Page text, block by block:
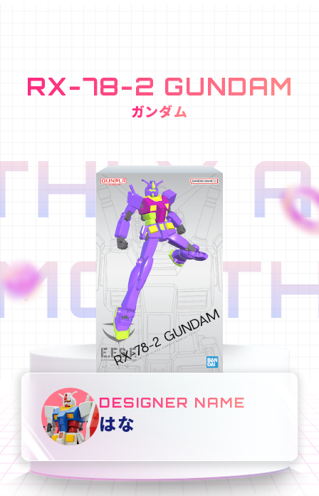
RX-78-2 GUNDAM
ガンダム
DESIGNER NAME
はな